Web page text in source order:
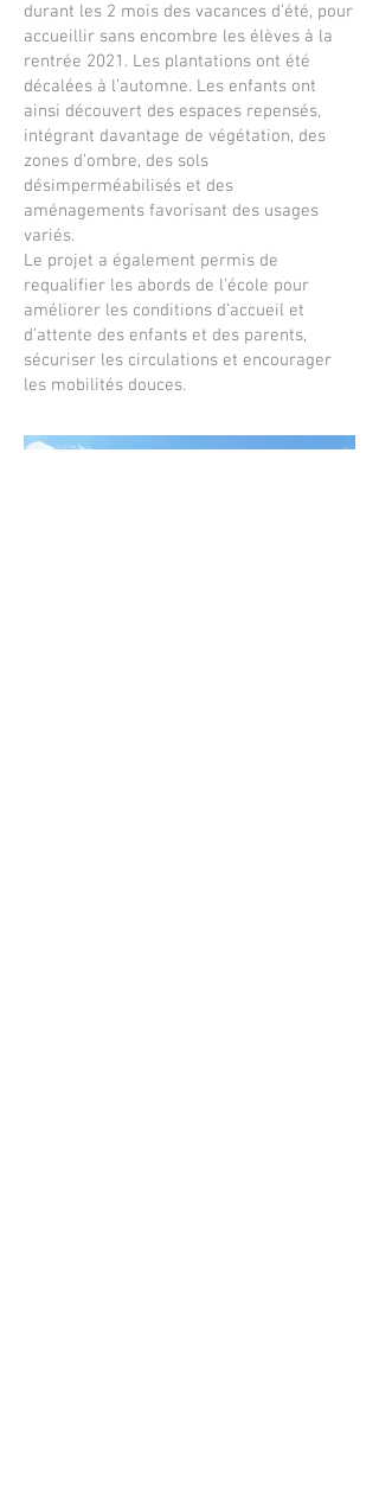
durant les 2 mois des vacances d’été, pour
accueillir sans encombre les élèves à la
rentrée 2021. Les plantations ont été
décalées à l’automne. Les enfants ont
ainsi découvert des espaces repensés,
intégrant davantage de végétation, des
zones d’ombre, des sols
désimperméabilisés et des
aménagements favorisant des usages
variés.
Le projet a également permis de
requalifier les abords de l’école pour
améliorer les conditions d’accueil et
d’attente des enfants et des parents,
sécuriser les circulations et encourager
les mobilités douces.